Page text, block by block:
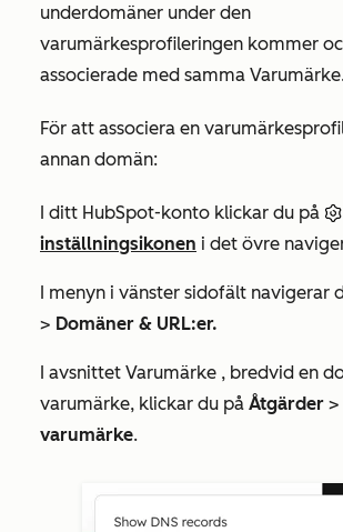
underdomäner under den
varumärkesprofileringen kommer
associerade med samma
För att associera en
annan domän:
I ditt HubSpot-konto klickar du på
inställningsikonen i det övre
I menyn i vänster sidofält navigerar
> Domäner & URL:er.
I avsnittet Varumärke , bredvid en
varumärke, klickar du på Åtgärder >
varumärke.